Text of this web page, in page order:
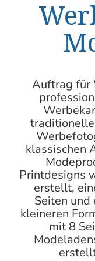
Auftrag für
klassischen
Printdesigns
erstellt,
Seiten
kleineren
mit 8